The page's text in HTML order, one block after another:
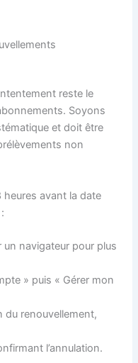
reste le
Soyons
et doit être
non
heures avant la date
navigateur pour plus
» puis « Gérer mon
du renouvellement,
l’annulation.